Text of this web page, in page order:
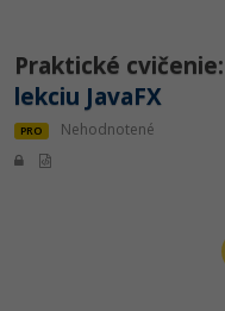
Praktické cvičenie:
lekciu JavaFX
PRO Nehodnotené